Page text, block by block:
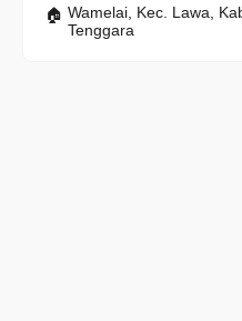
Wamelai, Kec. Lawa,
Tenggara